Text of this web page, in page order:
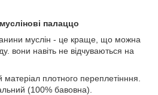
палаццо
муслін - це краще, що можна
вони навіть не відчуваються на
плотного переплетінння.
(100% бавовна).